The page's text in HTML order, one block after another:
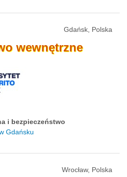
Gdańsk, Polska
wewnętrzne
i bezpieczeństwo
Gdańsku
Wrocław, Polska